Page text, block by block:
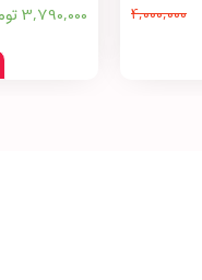
4,000,000 3,790,000 تومان